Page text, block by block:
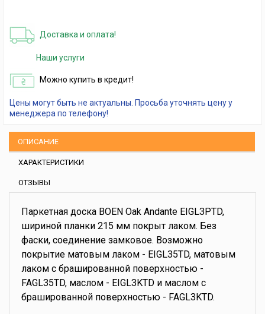
Доставка и оплата!
Наши услуги
Можно купить в кредит!
Цены могут быть не актуальны. Просьба уточнять цену у
менеджера по телефону!
ОПИСАНИЕ
ХАРАКТЕРИСТИКИ
ОТЗЫВЫ
Паркетная доска BOEN Oak Andante EIGL3PTD,
шириной планки 215 мм покрыт лаком. Без
фаски, соединение замковое. Возможно
покрытие матовым лаком - EIGL35TD, матовым
лаком с брашированной поверхностью -
FAGL35TD, маслом - EIGL3KTD и маслом с
брашированной поверхностью - FAGL3KTD.